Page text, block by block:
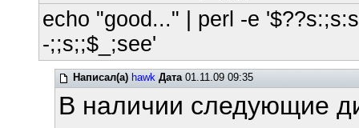
echo "good..." | perl -e
-;;s;;$_;see'
Написал(а) hawk Дата01.11.09 09:35
В наличии следующие